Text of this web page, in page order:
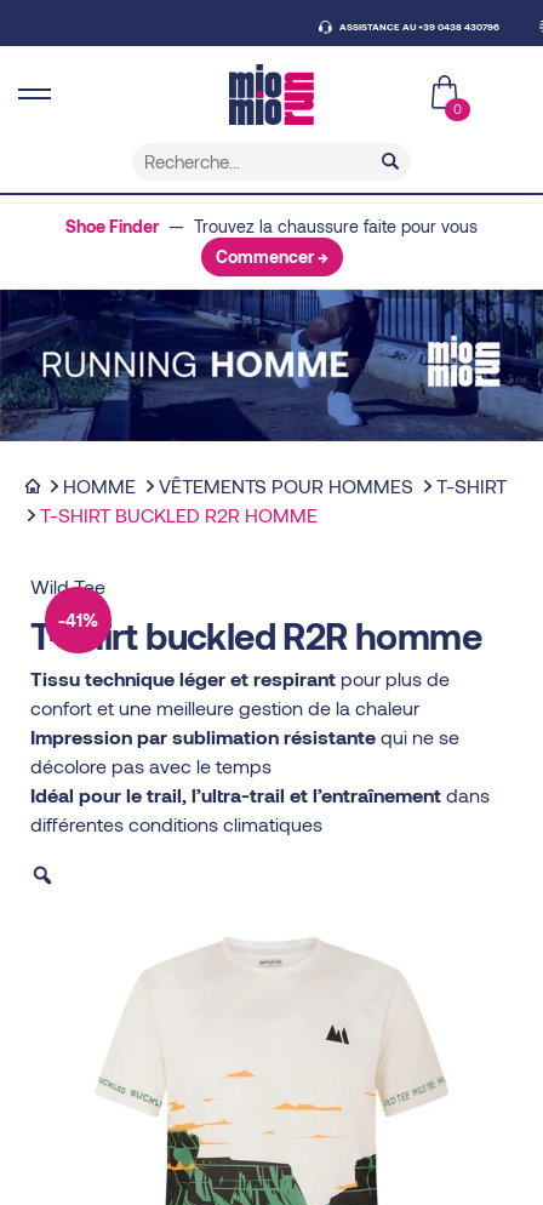
ASSISTANCE AU +39 0438 430796
0
Shoe Finder — Trouvez la chaussure faite pour vous
Commencer →
HOMME VÊTEMENTS POUR HOMMES
T-SHIRT
T-SHIRT BUCKLED R2R HOMME
Wild Tee
T-shirt buckled R2R homme
Tissu technique léger et respirant pour plus de
confort et une meilleure gestion de la chaleur
Impression par sublimation résistante qui ne se
décolore pas avec le temps
Idéal pour le trail, l’ultra-trail et l’entraînement dans
différentes conditions climatiques
-41%